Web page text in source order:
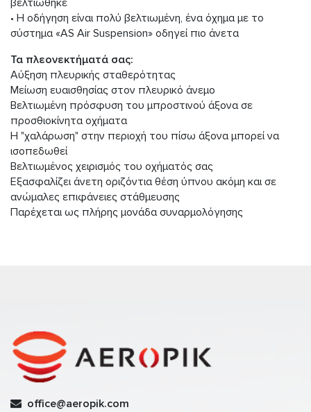
βελτιώθηκε
• Η οδήγηση είναι πολύ βελτιωμένη, ένα όχημα με το
σύστημα «AS Air Suspension» οδηγεί πιο άνετα
Τα πλεονεκτήματά σας:
Αύξηση πλευρικής σταθερότητας
Μείωση ευαισθησίας στον πλευρικό άνεμο
Βελτιωμένη πρόσφυση του μπροστινού άξονα σε
προσθιοκίνητα οχήματα
Η "χαλάρωση" στην περιοχή του πίσω άξονα μπορεί να
ισοπεδωθεί
Βελτιωμένος χειρισμός του οχήματός σας
Εξασφαλίζει άνετη οριζόντια θέση ύπνου ακόμη και σε
ανώμαλες επιφάνειες στάθμευσης
Παρέχεται ως πλήρης μονάδα συναρμολόγησης
office@aeropik.com